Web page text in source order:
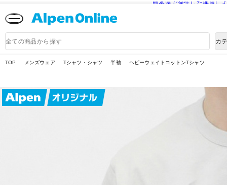
熊本県で発生した地震に
品
検
カ
TOP メンズウェア Tシャツ・シャツ 半袖 ヘビーウェイトコットンTシャツ